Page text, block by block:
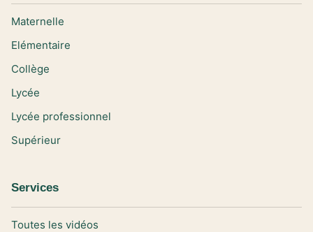
Maternelle
Elémentaire
Collège
Lycée
Lycée professionnel
Supérieur
Services
Toutes les vidéos